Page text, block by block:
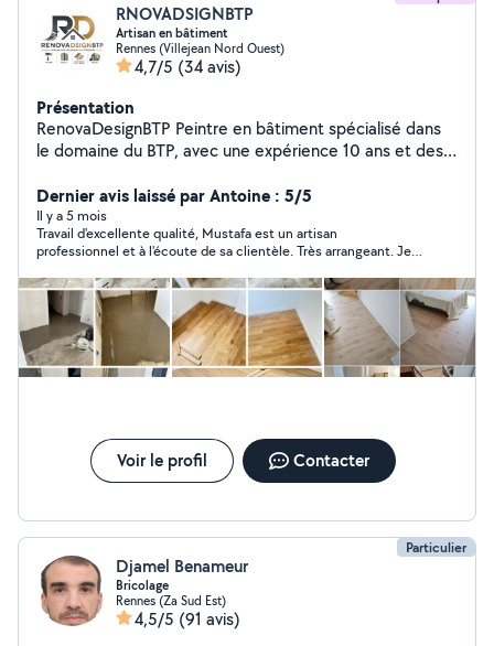
RNOVADSIGNBTP
Artisan en bâtiment
Rennes (Villejean Nord Ouest)
4,7/5 (34 avis)
Présentation
RenovaDesignBTP Peintre en bâtiment spécialisé dans
le domaine du BTP, avec une expérience 10 ans et des
extérieure. Rigoureux, minutieux et soucieux du détail, je
suis capable d'effectuer tous types de travaux Montage
des échafaudages. Préparation de la peinture et des
enduits. Application de la peinture au travers de
différentes techniques. Pose de papier peint, de tissus
muraux, de linoléum ou encore de moquette.
Application de vernis et de résines spécifiques. Création
de décors peints, de trompe-l'œil, d'imitations de
matières comme le bois ou encore de décors plus
déjà existantes.
Dernier avis laissé par Antoine : 5/5
Il y a 5 mois
Travail d'excellente qualité, Mustafa est un artisan
professionnel et à l'écoute de sa clientèle. Très arrangeant. Je
Voir le profil Contacter
Particulier
Djamel Benameur
Bricolage
Rennes (Za Sud Est)
4,5/5 (91 avis)